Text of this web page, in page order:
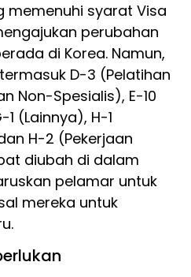
memenuhi syarat Visa
perubahan
di Korea. Namun,
D-3 (Pelatihan
Non-Spesialis), E-10
(Lainnya), H-1
H-2 (Pekerjaan
diubah di dalam
pelamar untuk
mereka untuk